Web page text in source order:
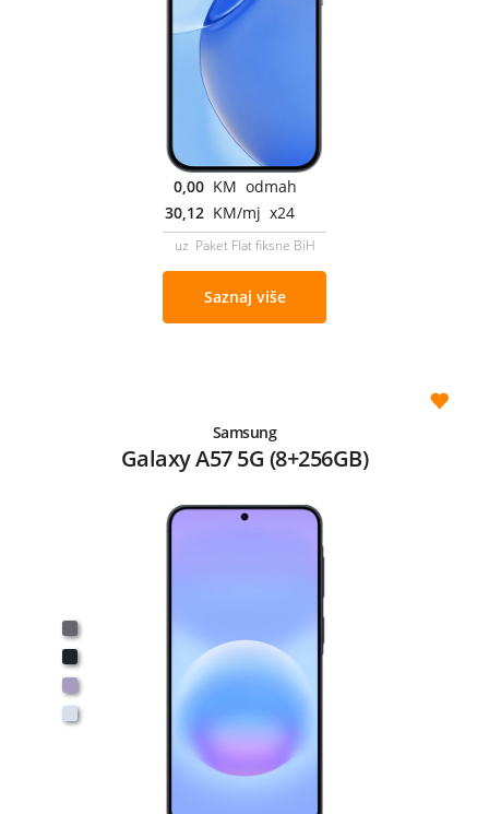
0,00 KM odmah
30,12 KM/mj x24
uz Paket Flat fiksne BiH
Saznaj više
Samsung
Galaxy A57 5G (8+256GB)